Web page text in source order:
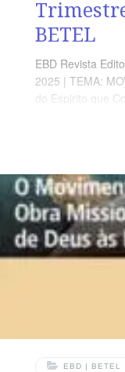
BETEL
EBD Revista
2025 | TEMA:
do Espirito que
derramarei sobre
vossas filhas
visões, e os
VERDADE
EBD | BETEL